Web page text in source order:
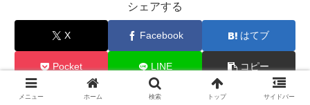
シェアする
X Facebook はてブ
Pocket LINE コピー
メニュー ホーム 検索 トップ サイドバー